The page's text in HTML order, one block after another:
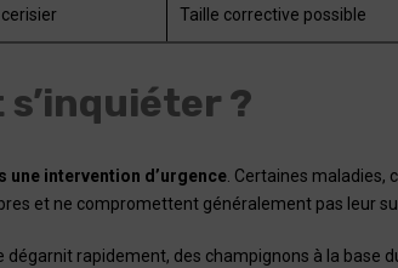
Taille corrective possible
?
une intervention d’urgence. Certaines maladies,
et ne compromettent généralement pas leur
dégarnit rapidement, des champignons à la base